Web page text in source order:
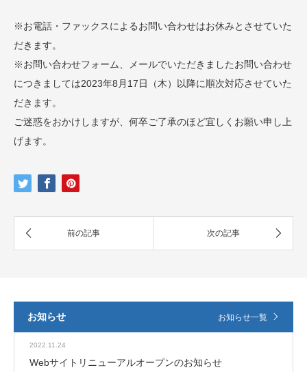
※お電話・ファックスによるお問い合わせはお休みとさせていた
だきます。
※お問い合わせフォーム、メールでいただきましたお問い合わせ
につきましては2023年8月17日（木）以降に順次対応させていた
だきます。
ご迷惑をおかけしますが、何卒ご了承のほど宜しくお願い申し上
げます。
お知らせ お知らせ一覧
2022.11.24
Webサイトリニューアルオープンのお知らせ